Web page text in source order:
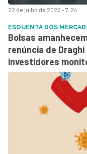
22 de julho de 2022 - 7:24
ESQUENTA DOS
Bolsas
renúncia de
investidores